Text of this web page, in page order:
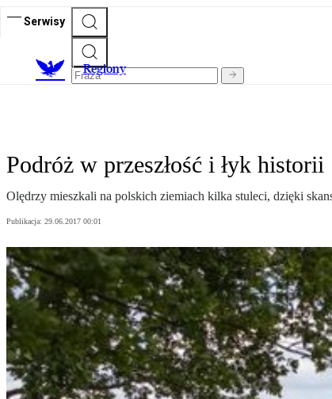
Serwisy
Regiony
Podróż w przeszłość i łyk historii
Olędrzy mieszkali na polskich ziemiach kilka stuleci, dzięki
Publikacja: 29.06.2017 00:01